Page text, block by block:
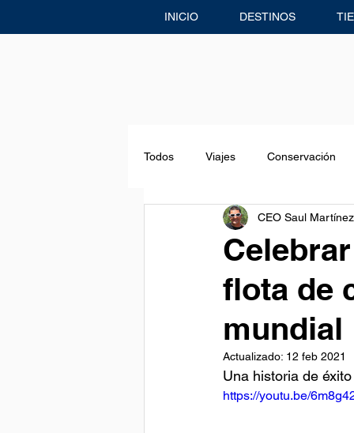
INICIO DESTINOS
Todos Viajes Conservación
Freediving Eventos & Noticias
Centro de Buceo Aventuras
flota de
mundial
CEO Saul
Actualizado: 12 feb 2021
Una historia de
https://youtu.be/